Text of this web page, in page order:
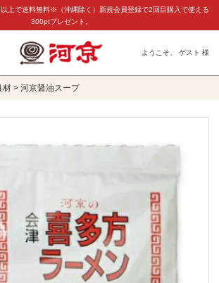
上で送料無料※（沖縄除く）新規会員登録で2回目購入で使える
300ptプレゼント。
ようこそ、 ゲスト 様
材 河京醤油スープ